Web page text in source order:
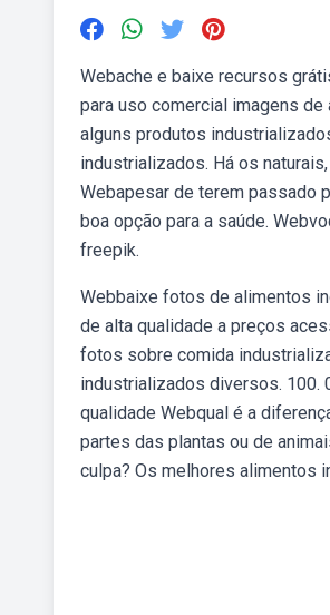
Webache e baixe recursos
para uso comercial imagens de
alguns produtos
industrializados. Há os
Webapesar de terem passado
boa opção para a saúde.
freepik.
Webbaixe fotos de alimentos
de alta qualidade a preços
fotos sobre comida
industrializados diversos. 100.
qualidade Webqual é a
partes das plantas ou de
culpa? Os melhores alimentos